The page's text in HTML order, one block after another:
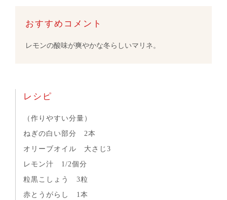
おすすめコメント
レモンの酸味が爽やかな冬らしいマリネ。
レシピ
（作りやすい分量）
ねぎの白い部分 2本
オリーブオイル 大さじ3
レモン汁 1/2個分
粒黒こしょう 3粒
赤とうがらし 1本